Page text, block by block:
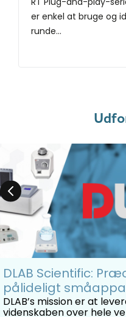
er enkel at bruge og
runde...
DLAB Scientific:
pålideligt
DLAB’s mission er at
videnskaben over hele